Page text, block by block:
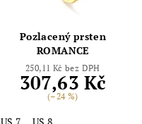
Pozlacený prsten
ROMANCE
250,11 Kč bez DPH
307,63 Kč
(–24 %)
US 7
US 8